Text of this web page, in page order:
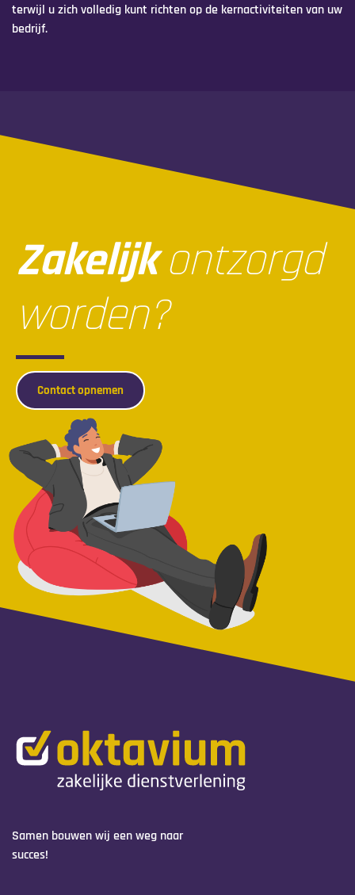
terwijl u zich volledig kunt richten op de kernactiviteiten van uw
bedrijf.
Zakelijkontzorgd
worden?
Contact opnemen
Samen bouwen wij een weg naar
succes!